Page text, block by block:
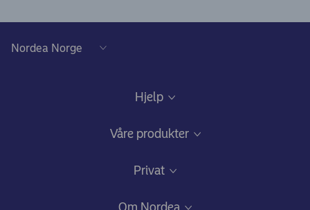
Hjelp
Våre produkter
Privat